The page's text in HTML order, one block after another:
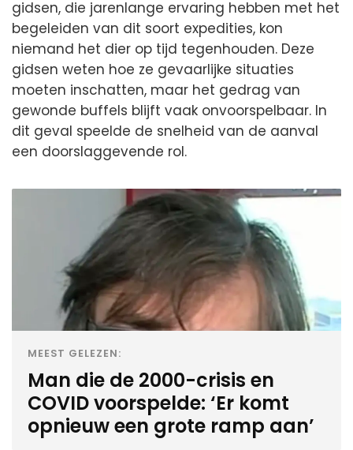
gidsen, die jarenlange ervaring hebben met het
begeleiden van dit soort expedities, kon
niemand het dier op tijd tegenhouden. Deze
gidsen weten hoe ze gevaarlijke situaties
moeten inschatten, maar het gedrag van
gewonde buffels blijft vaak onvoorspelbaar. In
dit geval speelde de snelheid van de aanval
een doorslaggevende rol.
MEEST GELEZEN:
Man die de 2000-crisis en
COVID voorspelde: ‘Er komt
opnieuw een grote ramp aan’